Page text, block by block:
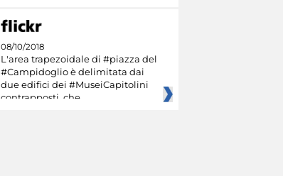
08/10/2018
L'area trapezoidale di #piazza del
#Campidoglio è delimitata dai
due edifici dei #MuseiCapitolini
contrapposti, che